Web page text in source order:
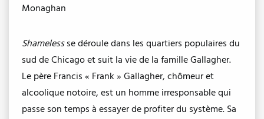
Monaghan
Shamelessse déroule dans les quartiers populaires du
sud de Chicago et suit la vie de la famille Gallagher.
Le père Francis « Frank » Gallagher, chômeur et
alcoolique notoire, est un homme irresponsable qui
passe son temps à essayer de profiter du système. Sa